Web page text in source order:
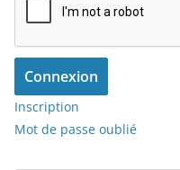
Connexion
Inscription
Mot de passe oublié